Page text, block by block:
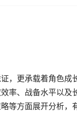
，更承载着角色成
率、战备水平以及
等方面展开分析，